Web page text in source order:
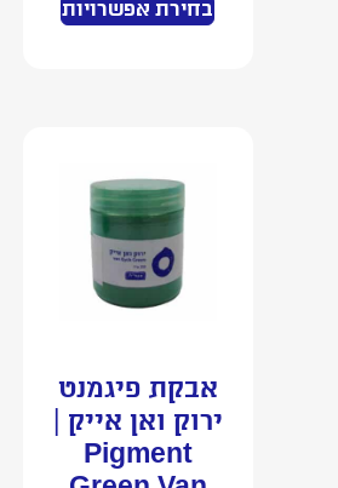
בחירת אפשרויות
אבקת פיגמנט
ירוק ואן אייק |
Pigment